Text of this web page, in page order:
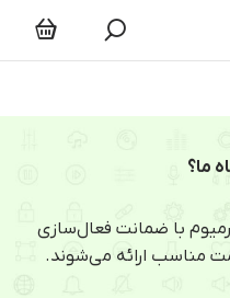
ما؟
با ضمانت فعال‌سازی
مناسب ارائه می‌شوند.